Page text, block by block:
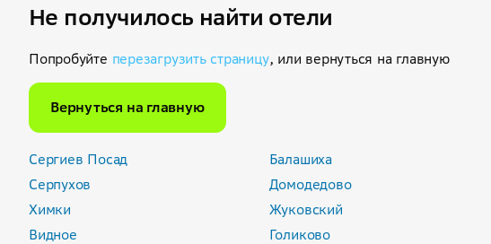
Не получилось найти отели
Попробуйте перезагрузить страницу, или вернуться на главную
Вернуться на главную
Сергиев Посад
Серпухов
Химки
Видное
Балашиха
Домодедово
Жуковский
Голиково